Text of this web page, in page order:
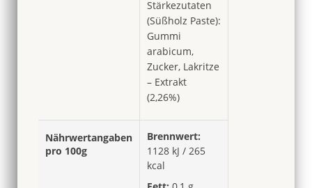
Stärkezutaten
(Süßholz Paste):
Gummi
arabicum,
Zucker, Lakritze
– Extrakt
(2,26%)
Nährwertangaben
pro 100g
Brennwert:
1128 kJ / 265
kcal